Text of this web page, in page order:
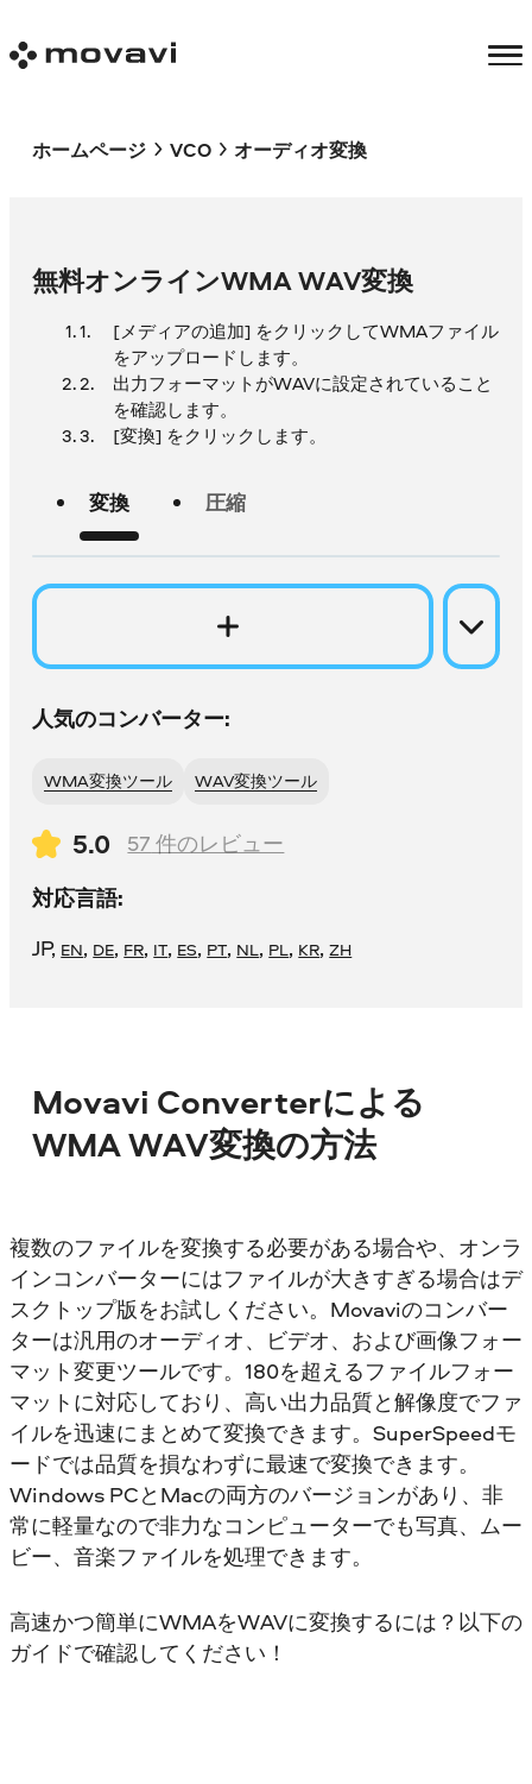
ホームページ VCO オーディオ変換
無料オンラインWMA WAV変換
[メディアの追加] をクリックしてWMAファイル
をアップロードします。
出力フォーマットがWAVに設定されていること
を確認します。
[変換] をクリックします。
変換 圧縮
人気のコンバーター:
WMA変換ツール WAV変換ツール
5.0 57 件のレビュー
対応言語:
JP, EN, DE, FR, IT, ES, PT, NL, PL, KR,ZH
Movavi Converterによる
WMA WAV変換の方法
複数のファイルを変換する必要がある場合や、オンラ
インコンバーターにはファイルが大きすぎる場合はデ
スクトップ版をお試しください。Movaviのコンバー
ターは汎用のオーディオ、ビデオ、および画像フォー
マット変更ツールです。180を超えるファイルフォー
マットに対応しており、高い出力品質と解像度でファ
イルを迅速にまとめて変換できます。SuperSpeedモ
ードでは品質を損なわずに最速で変換できます。
Windows PCとMacの両方のバージョンがあり、非
常に軽量なので非力なコンピューターでも写真、ムー
ビー、音楽ファイルを処理できます。
高速かつ簡単にWMAをWAVに変換するには？以下の
ガイドで確認してください！